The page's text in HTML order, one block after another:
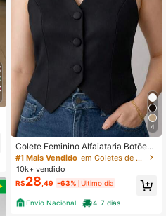
4
Colete Feminino Alfaiataria Botões
Encapados na frente elegante Casu
al Assimétrico Escritório Férias
#1 Mais Vendido
em Coletes de suéter femininos
10k+ vendido
R$28 ,49 -63% Último dia
Envio Nacional 4-7 dias